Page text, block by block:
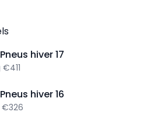
hiver17
€411
hiver16
€326